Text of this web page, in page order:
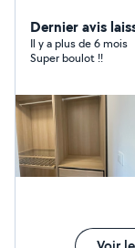
une remorque pour
Dernier avis
Il y a plus de 6 mois
Super boulot !!